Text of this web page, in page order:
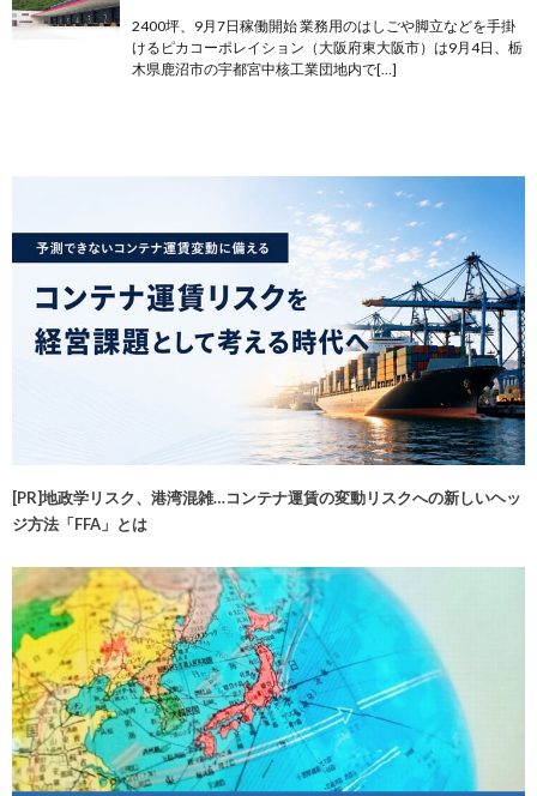
2400坪、9月7日稼働開始 業務用のはしごや脚立などを手掛
けるピカコーポレイション（大阪府東大阪市）は9月4日、栃
木県鹿沼市の宇都宮中核工業団地内で[…]
[PR]地政学リスク、港湾混雑…コンテナ運賃の変動リスクへの新しいヘッ
ジ方法「FFA」とは